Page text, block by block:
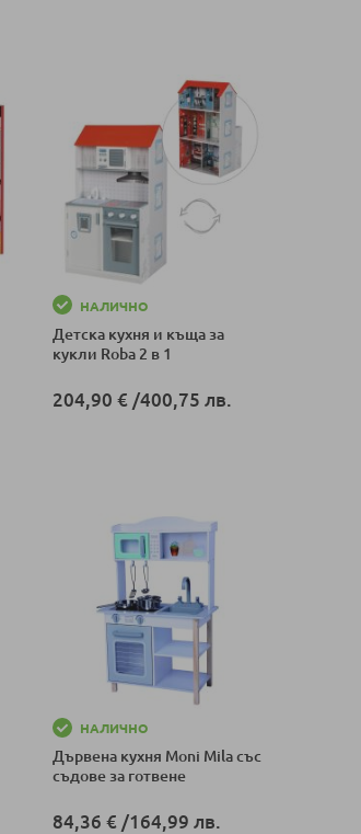
НАЛИЧНО
Детска кухня и къща за
кукли Roba 2 в 1
204,90 € /400,75 лв.
НАЛИЧНО
Дървена кухня Moni Mila със
съдове за готвене
84,36 €/164,99 лв.